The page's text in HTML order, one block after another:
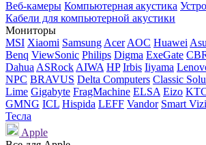
Веб-камеры Компьютерная акустика
Кабели для компьютерной акустики
Мониторы
MSI Xiaomi Samsung Acer AOC Huawei
Benq ViewSonic Philips Digma ExeGate
Dahua ASRock AIWA HP Irbis Iiyama
NPC BRAVUS Delta Computers Classic
Lime Gigabyte FragMachine ELSA Eizo
GMNG ICL Hispida LEFF Vandor Smart
Тесла
Apple